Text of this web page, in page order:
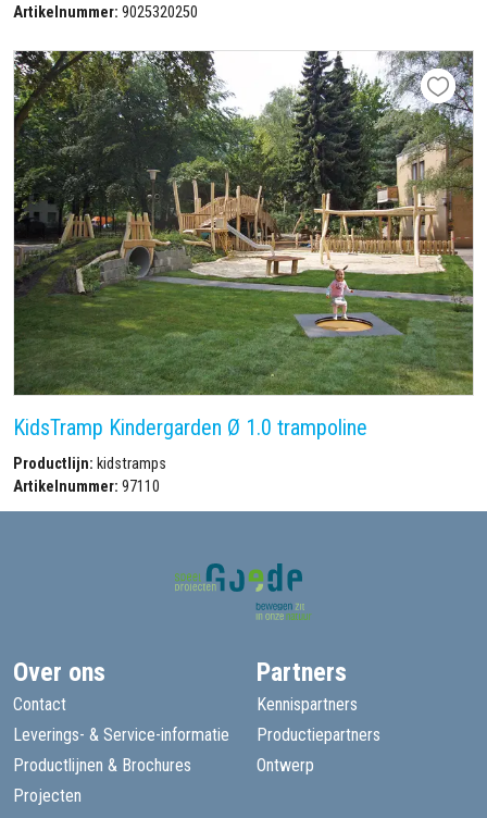
Artikelnummer: 9025320250
KidsTramp Kindergarden Ø 1.0 trampoline
Productlijn: kidstramps
Artikelnummer: 97110
Over ons
Contact
Leverings- & Service-informatie
Productlijnen & Brochures
Projecten
Partners
Kennispartners
Productiepartners
Ontwerp